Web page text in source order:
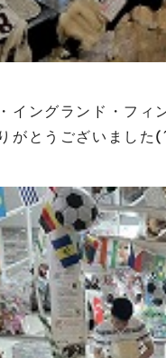
イングランド・フィ
がとうございました